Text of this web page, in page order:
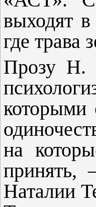
выходят
где трава
Прозу Н.
которыми
на
принять,
Наталии